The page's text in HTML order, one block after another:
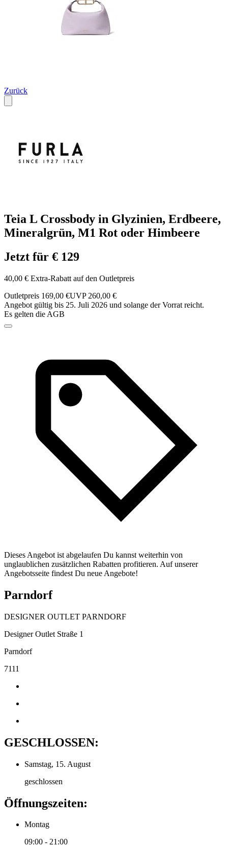
Zurück
Teia L Crossbody in Glyzinien, Erdbeere,
Mineralgrün, M1 Rot oder Himbeere
Jetzt für € 129
40,00 € Extra-Rabatt auf den Outletpreis
Outletpreis 169,00 €UVP 260,00 €
Angebot gültig bis 25. Juli 2026 und solange der Vorrat reicht.
Es gelten die AGB
Dieses Angebot ist abgelaufen Du kannst weiterhin von
unglaublichen zusätzlichen Rabatten profitieren. Auf unserer
Angebotsseite findest Du neue Angebote!
Parndorf
DESIGNER OUTLET PARNDORF
Designer Outlet Straße 1
Parndorf
7111
GESCHLOSSEN:
Samstag, 15. August
geschlossen
Öffnungszeiten:
Montag
09:00 - 21:00